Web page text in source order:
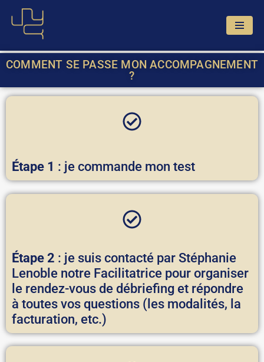
Aller
contenu
COMMENT SE PASSE MON ACCOMPAGNEMENT
?
Étape 1 : je commande mon test
Étape 2 : je suis contacté par Stéphanie
Lenoble notre Facilitatrice pour organiser
le rendez-vous de débriefing et répondre
à toutes vos questions (les modalités, la
facturation, etc.)